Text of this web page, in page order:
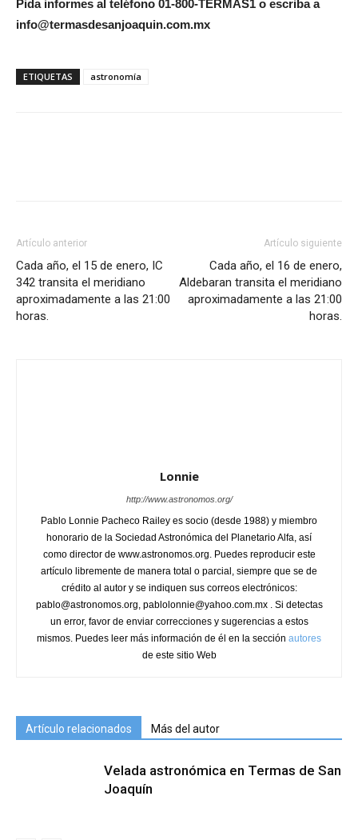
Pida informes al teléfono 01-800-TERMAS1 o escriba a
info@termasdesanjoaquin.com.mx
ETIQUETAS astronomía
Artículo anterior
Cada año, el 15 de enero, IC
342 transita el meridiano
aproximadamente a las 21:00
horas.
Artículo siguiente
Cada año, el 16 de enero,
Aldebaran transita el meridiano
aproximadamente a las 21:00
horas.
Lonnie
http://www.astronomos.org/
Pablo Lonnie Pacheco Railey es socio (desde 1988) y miembro
honorario de la Sociedad Astronómica del Planetario Alfa, así
como director de www.astronomos.org. Puedes reproducir este
artículo libremente de manera total o parcial, siempre que se de
crédito al autor y se indiquen sus correos electrónicos:
pablo@astronomos.org, pablolonnie@yahoo.com.mx . Si detectas
un error, favor de enviar correcciones y sugerencias a estos
mismos. Puedes leer más información de él en la sección autores
de este sitio Web
Artículo relacionados Más del autor
Velada astronómica en Termas de San
Joaquín